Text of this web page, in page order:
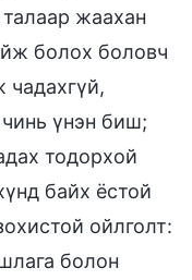
жаахан
болох боловч
чадахгүй,
үнэн биш;
тодорхой
байх ёстой
ойлголт:
болон